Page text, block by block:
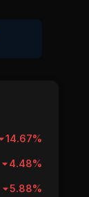
14.67%
4.48%
5.88%